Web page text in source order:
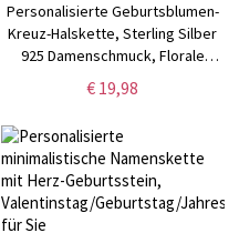
Personalisierte Geburtsblumen-
Kreuz-Halskette, Sterling Silber
925 Damenschmuck, Florale
Kruzifix-Halskette,
Geburtstags-/Muttertags-/
€ 19,98